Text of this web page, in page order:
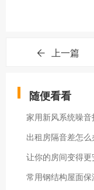
上一篇
随便看看
家用新风系统噪
出租房隔音差怎
让你的房间变得
常用钢结构屋面